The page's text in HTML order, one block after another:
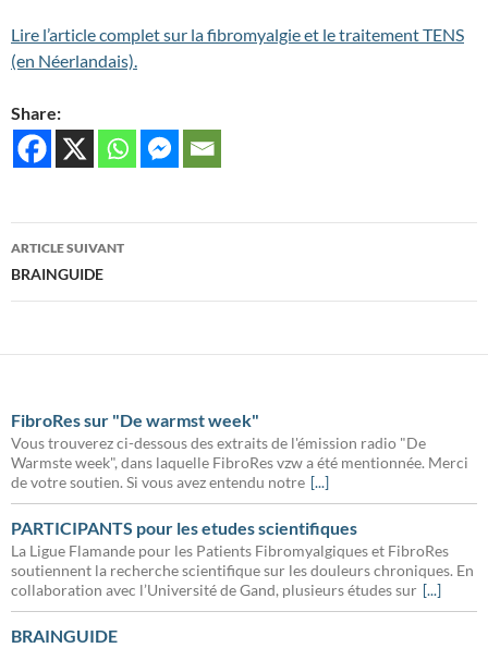
Lire l’article complet sur la fibromyalgie et le traitement TENS
(en Néerlandais).
Share:
Navigation
des
ARTICLE SUIVANT
BRAINGUIDE
FibroRes sur "De warmst week"
Vous trouverez ci-dessous des extraits de l'émission radio "De
Warmste week", dans laquelle FibroRes vzw a été mentionnée. Merci
de votre soutien. Si vous avez entendu notre [...]
PARTICIPANTS pour les etudes scientifiques
La Ligue Flamande pour les Patients Fibromyalgiques et FibroRes
soutiennent la recherche scientifique sur les douleurs chroniques. En
collaboration avec l’Université de Gand, plusieurs études sur [...]
BRAINGUIDE